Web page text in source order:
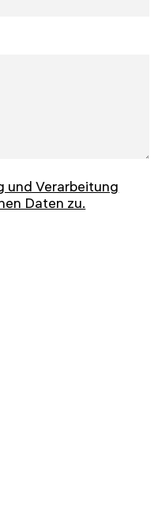
und Verarbeitung
Daten zu.